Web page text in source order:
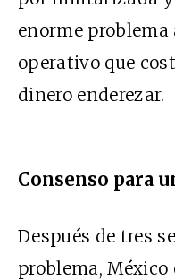
enorme
operativo que
dinero enderezar.
Consenso para
Después de tres
problema,